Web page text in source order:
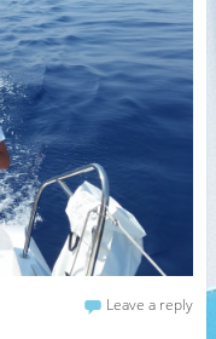
Leave a reply